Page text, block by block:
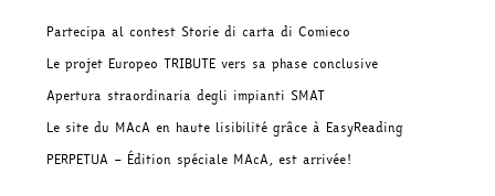
Partecipa al contest Storie di carta di Comieco
Le projet Europeo TRIBUTE vers sa phase conclusive
Apertura straordinaria degli impianti SMAT
Le site du MAcA en haute lisibilité grâce à EasyReading
PERPETUA – Édition spéciale MAcA, est arrivée!